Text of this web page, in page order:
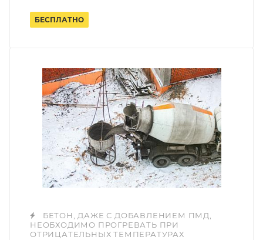
БЕСПЛАТНО
БЕТОН, ДАЖЕ С ДОБАВЛЕНИЕМ ПМД,
НЕОБХОДИМО ПРОГРЕВАТЬ ПРИ
ОТРИЦАТЕЛЬНЫХ ТЕМПЕРАТУРАХ